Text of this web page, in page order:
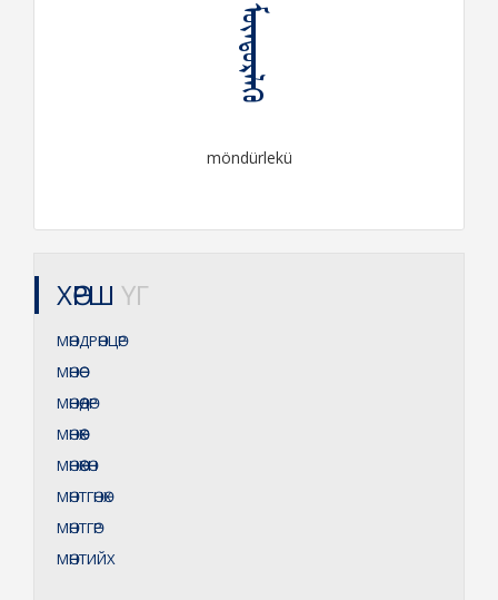
ᠮᠥᠨᠳᠦᠷᠯᠡᠬᠦ
möndürlekü
ХӨРШ ҮГ
МӨНДРӨНЦӨР
МӨНӨӨ
МӨНӨӨДӨР
МӨНӨӨХ
МӨНӨӨХӨН
МӨНТГӨНӨХ
МӨНТГӨР
МӨНТИЙХ